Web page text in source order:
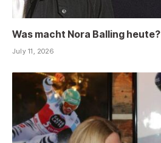
Was macht Nora Balling heute?
July 11, 2026